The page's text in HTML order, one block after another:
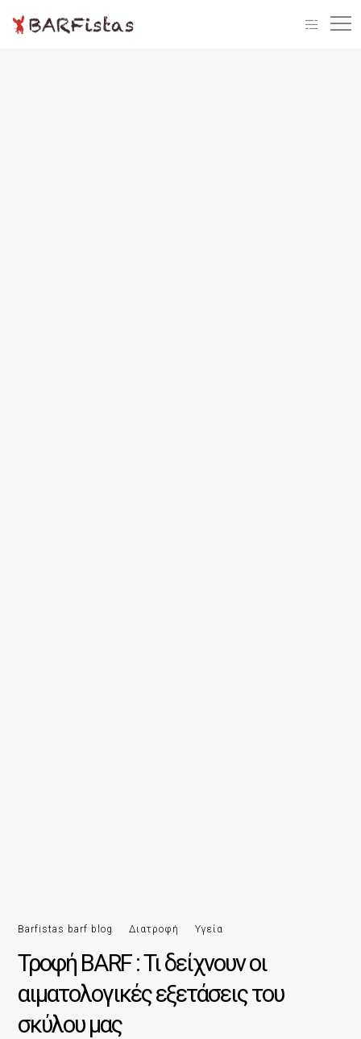
Barfistas barf blog Διατροφή Υγεία
Τροφή BARF : Τι δείχνουν οι
αιματολογικές εξετάσεις του
σκύλου μας